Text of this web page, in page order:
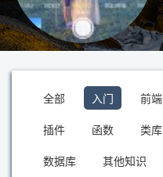
全部 入门 前端
插件
函数 类库
数据库
其他知识